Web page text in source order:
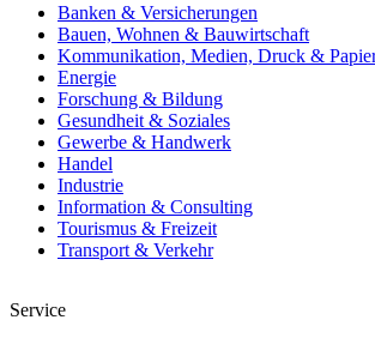
Banken & Versicherungen
Bauen, Wohnen & Bauwirtschaft
Kommunikation, Medien, Druck &
Energie
Forschung & Bildung
Gesundheit & Soziales
Gewerbe & Handwerk
Handel
Industrie
Information & Consulting
Tourismus & Freizeit
Transport & Verkehr
Service